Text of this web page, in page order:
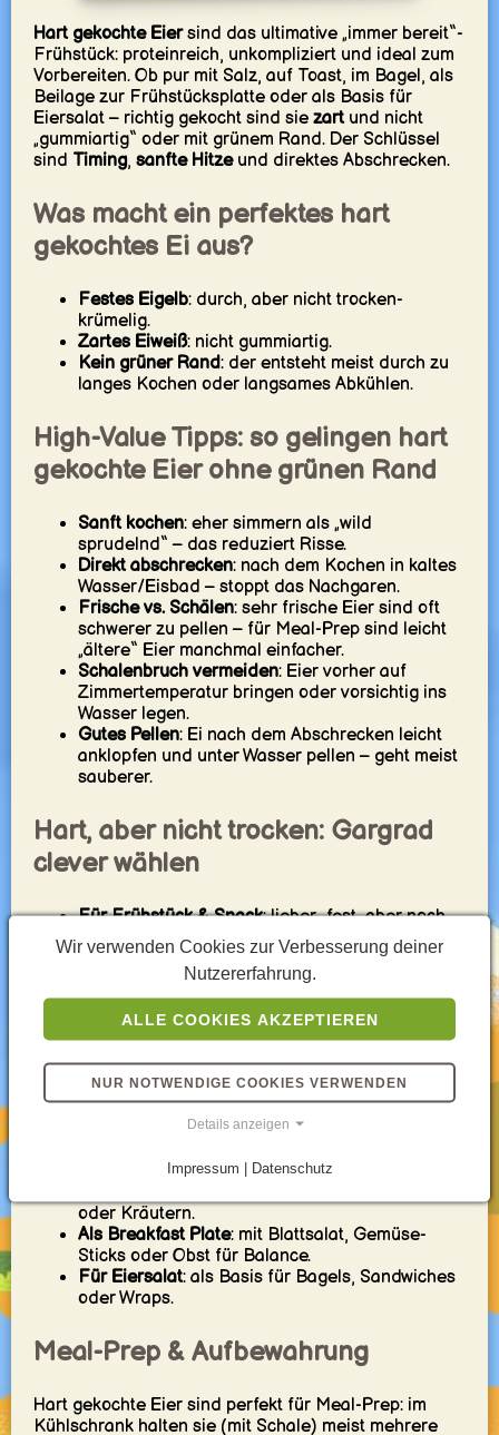
Hart gekochte Eiersind das ultimative „immer bereit“-
Frühstück: proteinreich, unkompliziert und ideal zum
Vorbereiten. Ob pur mit Salz, auf Toast, im Bagel, als
Beilage zur Frühstücksplatte oder als Basis für
Eiersalat – richtig gekocht sind sie zartund nicht
„gummiartig“ oder mit grünem Rand. Der Schlüssel
sind Timing, sanfte Hitzeund direktes Abschrecken.
Was macht ein perfektes hart
gekochtes Ei aus?
Festes Eigelb: durch, aber nicht trocken-
krümelig.
Zartes Eiweiß: nicht gummiartig.
Kein grüner Rand: der entsteht meist durch zu
langes Kochen oder langsames Abkühlen.
High-Value Tipps: so gelingen hart
gekochte Eier ohne grünen Rand
Sanft kochen: eher simmern als „wild
sprudelnd“ – das reduziert Risse.
Direkt abschrecken: nach dem Kochen in kaltes
Wasser/Eisbad – stoppt das Nachgaren.
Frische vs. Schälen: sehr frische Eier sind oft
schwerer zu pellen – für Meal-Prep sind leicht
„ältere“ Eier manchmal einfacher.
Schalenbruch vermeiden: Eier vorher auf
Zimmertemperatur bringen oder vorsichtig ins
Wasser legen.
Gutes Pellen: Ei nach dem Abschrecken leicht
anklopfen und unter Wasser pellen – geht meist
sauberer.
Hart, aber nicht trocken: Gargrad
clever wählen
Für Frühstück & Snack: lieber „fest, aber noch
zart“ statt „totgekocht“.
Für Eiersalat: etwas fester ist okay, aber auch
hier: nicht austrocknen lassen.
Für to-go: festes Eiweiß + stabiles Eigelb sind
praktisch – mit gutem Abschrecken bleibt es
trotzdem zart.
Servierideen fürs Frühstück
oder Kräutern.
Als Breakfast Plate: mit Blattsalat, Gemüse-
Sticks oder Obst für Balance.
Für Eiersalat: als Basis für Bagels, Sandwiches
oder Wraps.
Meal-Prep & Aufbewahrung
Hart gekochte Eier sind perfekt für Meal-Prep: im
Kühlschrank halten sie (mit Schale) meist mehrere
Wir verwenden Cookies zur Verbesserung deiner
Nutzererfahrung.
ALLE COOKIES AKZEPTIEREN
NUR NOTWENDIGE COOKIES VERWENDEN
Details anzeigen
Impressum | Datenschutz